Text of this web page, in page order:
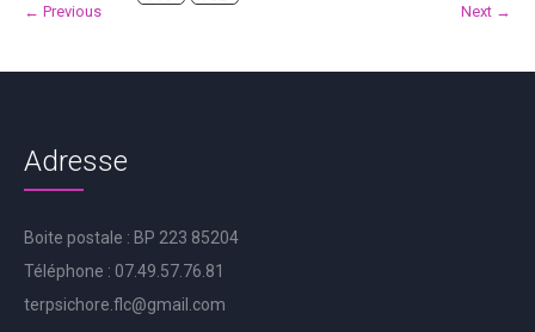
← Previous Next →
Adresse
Boite postale : BP 223 85204
Téléphone : 07.49.57.76.81
terpsichore.flc@gmail.com